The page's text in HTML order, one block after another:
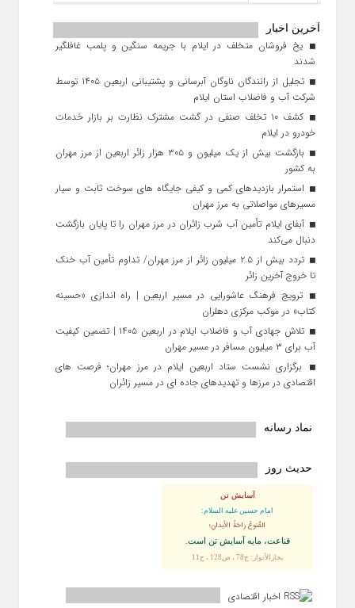
آخرین اخبار
یخ‌ فروشان متخلف در ایلام با جریمه سنگین و پلمب غافلگیر
شدند
تجلیل از رانندگان ناوگان آبرسانی و پشتیبانی اربعین ۱۴۰۵ توسط
شرکت آب و فاضلاب استان ایلام
کشف ۱۰ تخلف صنفی در گشت مشترک نظارت بر بازار خدمات
خودرو در ایلام
بازگشت بیش از یک میلیون و ۳۰۵ هزار زائر اربعین از مرز مهران
به کشور
استمرار بازدیدهای کمی و کیفی جایگاه‌ های سوخت ثابت و سیار
مسیرهای مواصلاتی به مرز مهران
آبفای ایلام تأمین آب شرب زائران در مرز مهران را تا پایان بازگشت
دنبال می‌کند
تردد بیش از ۲.۵ میلیون زائر از مرز مهران/ تداوم تأمین آب خنک
تا خروج آخرین زائر
ترویج فرهنگ عاشورایی در مسیر اربعین | راه‌ اندازی «حسینه
کتاب» در موکب مرکزی دهلران
تلاش جهادی آب و فاضلاب ایلام در اربعین ۱۴۰۵ | تضمین کیفیت
آب برای ۳ میلیون مسافر در مسیر مهران
برگزاری نشست ستاد اربعین ایلام در مرز مهران؛ فرصت‌ های
اقتصادی در مرزها و تهدیدهای جاده‌ ای در مسیر زائران
نماد رسانه
حدیث روز
آسایش تن
امام حسین علیه السلام:
القُنوعُ راحَةُ الأبدانِ؛
قناعت، مايه آسايش تن است.
بحارالأنوار: ج78 ، ص128 ، ح11
اخبار اقتصادی